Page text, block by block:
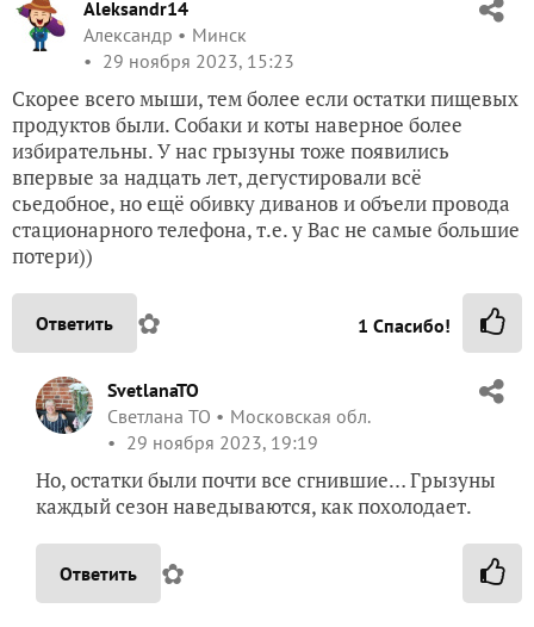
Aleksandr14
Александр
Минск
29 ноября 2023, 15:23
Скорее всего мыши, тем более если остатки пищевых
продуктов были. Собаки и коты наверное более
избирательны. У нас грызуны тоже появились
впервые за надцать лет, дегустировали всё
сьедобное, но ещё обивку диванов и объели провода
стационарного телефона, т.е. у Вас не самые большие
потери))
Ответить ✿ 1 Спасибо!
SvetlanaTO
Светлана ТО
Московская обл.
29 ноября 2023, 19:19
Но, остатки были почти все сгнившие… Грызуны
каждый сезон наведываются, как похолодает.
Ответить ✿